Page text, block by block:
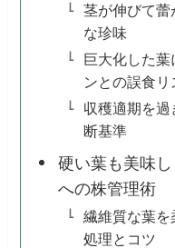
茎が伸びて蕾
な珍味
巨大化した
ンとの誤食リ
収穫適期を
断基準
硬い葉も美味
への株管理術
繊維質な葉を
処理とコツ